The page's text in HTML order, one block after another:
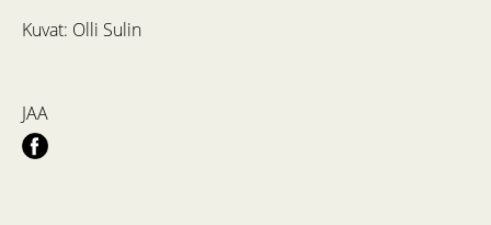
Kuvat: Olli Sulin
JAA